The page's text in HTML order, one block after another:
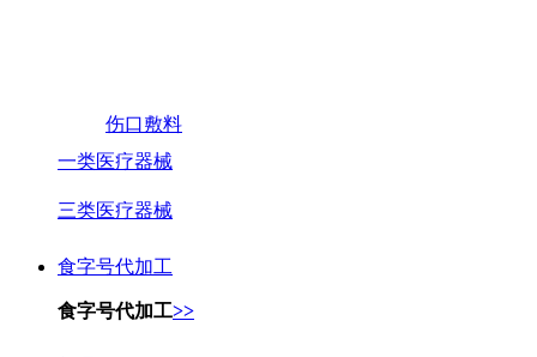
伤口敷料
一类医疗器械
三类医疗器械
食字号代加工
食字号代加工>>